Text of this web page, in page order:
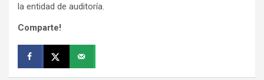
la entidad de auditoría.
Comparte!